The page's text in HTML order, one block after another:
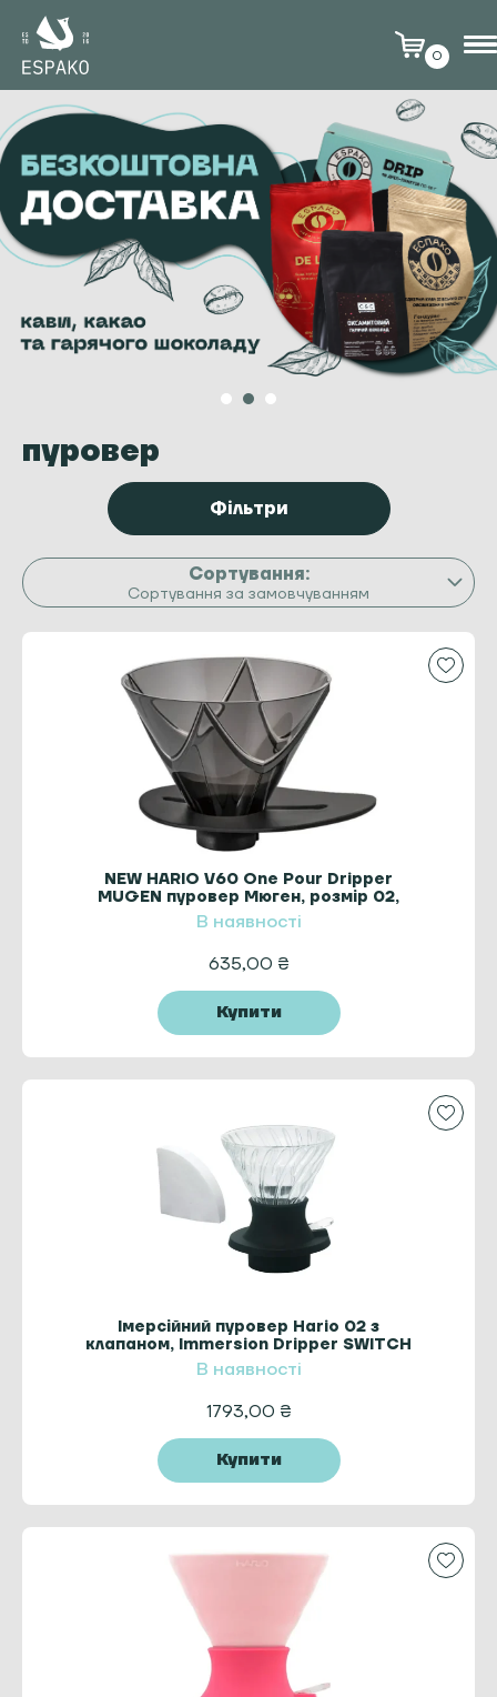
0
пуровер
Фільтри
Сортування за замовчуванням
NEW HARIO V60 One Pour Dripper
MUGEN пуровер Мюген, розмір 02,
чорний
В наявності
635,00 ₴
Купити
Імерсійний пуровер Hario 02 з
клапаном, Immersion Dripper SWITCH
В наявності
1793,00 ₴
Купити